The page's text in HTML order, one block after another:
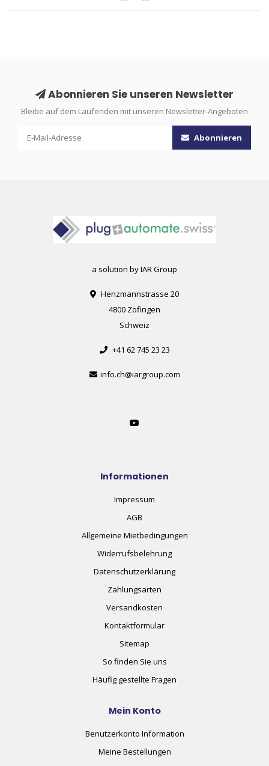
Abonnieren Sie unseren Newsletter
Bleibe auf dem Laufenden mit unseren Newsletter-Angeboten
Abonnieren
a solution by IAR Group
Henzmannstrasse 20
4800 Zofingen
Schweiz
+41 62 745 23 23
info.ch@iargroup.com
Informationen
Impressum
AGB
Allgemeine Mietbedingungen
Widerrufsbelehrung
Datenschutzerklärung
Zahlungsarten
Versandkosten
Kontaktformular
Sitemap
So finden Sie uns
Häufig gestellte Fragen
Mein Konto
Benutzerkonto Information
Meine Bestellungen